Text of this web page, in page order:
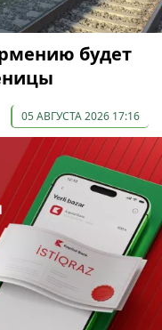
будет
05 АВГУСТА 2026 17:16